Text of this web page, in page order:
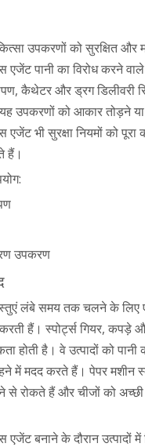
उपकरणों को सुरक्षित और
एजेंट पानी का विरोध करने
कैथेटर और ड्रग डिलीवरी
उपकरणों को आकार तोड़ने
एजेंट भी सुरक्षा नियमों को
हैं।
उपकरण
लंबे समय तक चलने के लिए
हैं। स्पोर्ट्स गियर, कपड़े
होती है। वे उत्पादों को
में मदद करते हैं। पेपर मशीन
से रोकते हैं और चीजों को
एजेंट बनाने के दौरान